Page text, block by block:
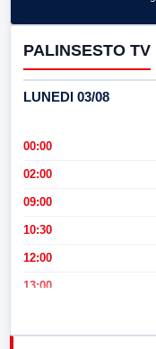
PALINSESTO TV
LUNEDI 03/08
00:00
02:00
09:00
10:30
12:00
13:00